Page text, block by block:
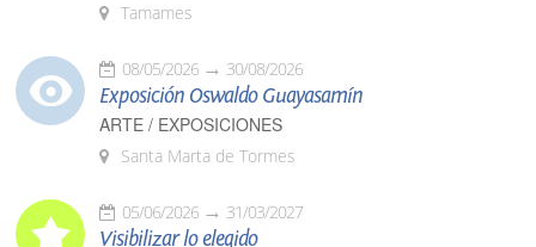
Tamames
08/05/2026 30/08/2026
Exposición Oswaldo Guayasamín
ARTE / EXPOSICIONES
Santa Marta de Tormes
05/06/2026 31/03/2027
Visibilizar lo elegido